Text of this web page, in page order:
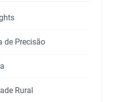
de Precisão
Rural